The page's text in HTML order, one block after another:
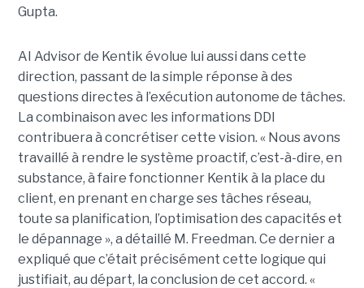
Gupta.
AI Advisor de Kentik évolue lui aussi dans cette
direction, passant de la simple réponse à des
questions directes à l’exécution autonome de tâches.
La combinaison avec les informations DDI
contribuera à concrétiser cette vision. « Nous avons
travaillé à rendre le système proactif, c’est-à-dire, en
substance, à faire fonctionner Kentik à la place du
client, en prenant en charge ses tâches réseau,
toute sa planification, l’optimisation des capacités et
le dépannage », a détaillé M. Freedman. Ce dernier a
expliqué que c’était précisément cette logique qui
justifiait, au départ, la conclusion de cet accord. «